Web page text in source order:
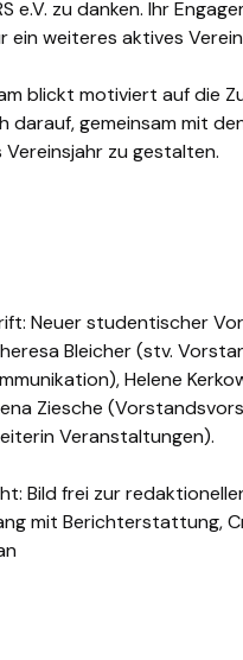
e.V. zu danken. Ihr
ein weiteres aktives
blickt motiviert auf die
darauf, gemeinsam mit
zu gestalten.
Neuer studentischer
Bleicher (stv.
Helene
Ziesche
Veranstaltungen).
Bild frei zur
mit Berichterstattung,